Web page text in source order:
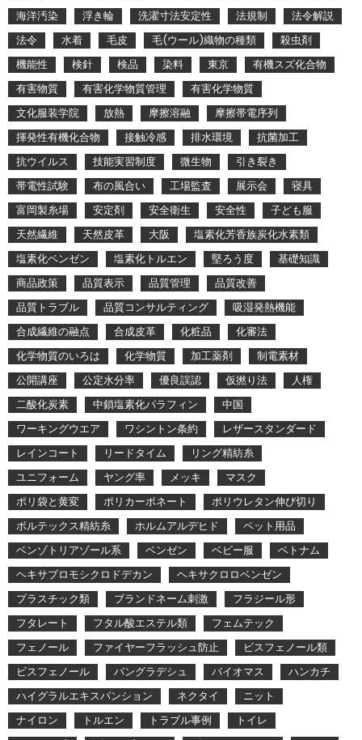
海洋汚染
浮き輪 洗濯寸法安定性 法規制
法令解説
法令
水着 毛皮 毛(ウール)織物の種類
殺虫剤
機能性
検針 検品 染料 東京
有機スズ化合物
有害物質
有害化学物質管理
有害化学物質
文化服装学院
放熱 摩擦溶融
摩擦帯電序列
揮発性有機化合物
接触冷感 排水環境
抗菌加工
抗ウイルス
技能実習制度 微生物
引き裂き
帯電性試験
布の風合い 工場監査 展示会
寝具
富岡製糸場
安定剤 安全衛生 安全性
子ども服
天然繊維
天然皮革 大阪
塩素化芳香族炭化水素類
塩素化ベンゼン
塩素化トルエン 堅ろう度
基礎知識
商品政策
品質表示 品質管理
品質改善
品質トラブル
品質コンサルティング
吸湿発熱機能
合成繊維の融点
合成皮革 化粧品
化審法
化学物質のいろは
化学物質 加工薬剤
制電素材
公開講座
公定水分率 優良誤認 仮撚り法
人権
二酸化炭素
中鎖塩素化パラフィン
中国
ワーキングウエア
ワシントン条約
レザースタンダード
レインコート
リードタイム
リング精紡糸
ユニフォーム
ヤング率 メッキ
マスク
ポリ袋と黄変
ポリカーボネート
ポリウレタン伸び切り
ボルテックス精紡糸
ホルムアルデヒド
ペット用品
ベンゾトリアゾール系
ベンゼン ベビー服
ベトナム
ヘキサブロモシクロドデカン
ヘキサクロロベンゼン
プラスチック類
ブランドネーム刺激
フラジール形
フタレート
フタル酸エステル類
フェムテック
フェノール
ファイヤーフラッシュ防止
ビスフェノール類
ビスフェノール
バングラデシュ バイオマス
ハンカチ
ハイグラルエキスパンション
ネクタイ
ニット
ナイロン
トルエン トラブル事例
トイレ